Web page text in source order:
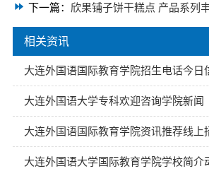
下一篇： 欣果铺子饼干糕点 产品系列
相关资讯
大连外国语国际教育学院招生电话今日
大连外国语大学专科欢迎咨询学院新闻
大连外国语国际教育学院资讯推荐线上
大连外国语大学国际教育学院学校简介